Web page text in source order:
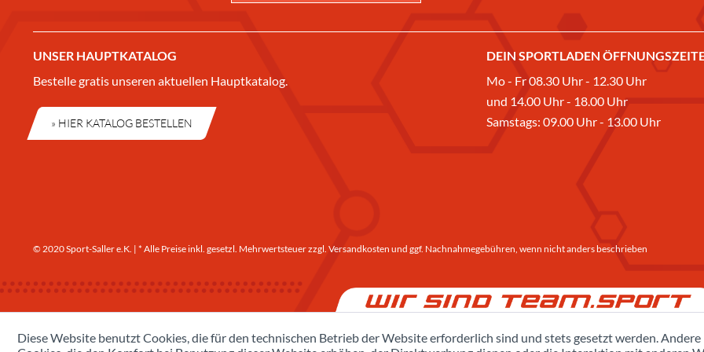
UNSER HAUPTKATALOG
Bestelle gratis unseren aktuellen Hauptkatalog.
» HIER KATALOG BESTELLEN
DEIN SPORTLADEN
Mo - Fr 08.30 Uhr - 12.30 Uhr
und 14.00 Uhr - 18.00 Uhr
Samstags: 09.00 Uhr - 13.00 Uhr
© 2020 Sport-Saller e.K. | * Alle Preise inkl. gesetzl. Mehrwertsteuer zzgl. Versandkosten und ggf. Nachnahmegebühren, wenn nicht anders beschrieben
Diese Website benutzt Cookies, die für den technischen Betrieb der Website erforderlich sind und stets gesetzt werden. Andere